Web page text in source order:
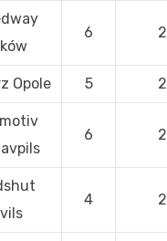
6 2
Opole 5 2
6 2
4 2